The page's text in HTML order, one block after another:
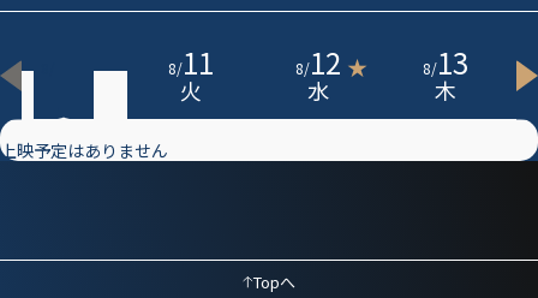
8/11
火
8/12 ★
水
8/13
木
上映予定はありません
Topへ